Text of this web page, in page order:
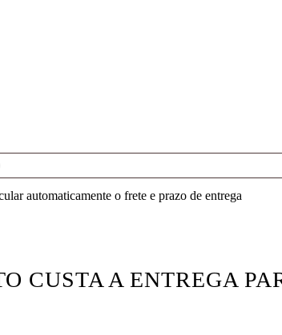
automaticamente o frete e prazo de entrega
CUSTA A ENTREGA